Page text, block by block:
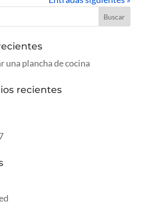
una plancha de cocina
recientes